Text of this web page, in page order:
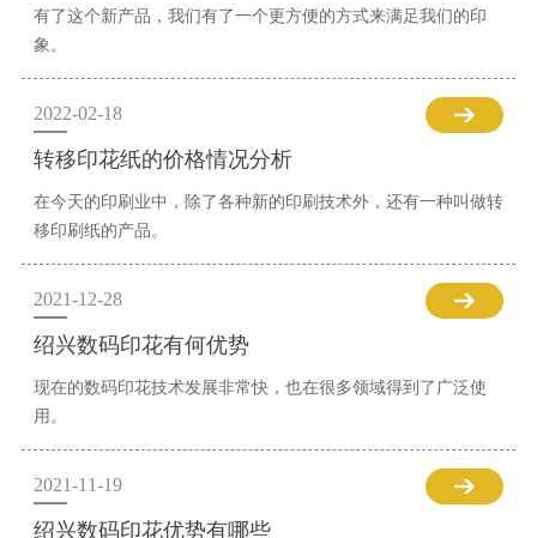
有了这个新产品，我们有了一个更方便的方式来满足我们的印
象。
2022-02-18
转移印花纸的价格情况分析
在今天的印刷业中，除了各种新的印刷技术外，还有一种叫做转
移印刷纸的产品。
2021-12-28
绍兴数码印花有何优势
现在的数码印花技术发展非常快，也在很多领域得到了广泛使
用。
2021-11-19
绍兴数码印花优势有哪些